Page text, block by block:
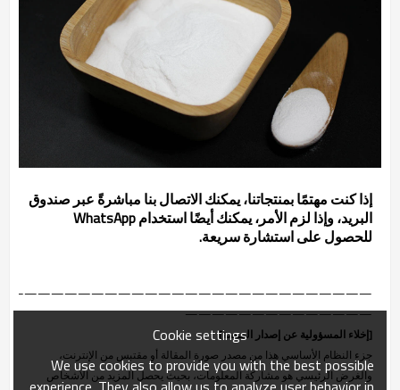
إذا كنت مهتمًا بمنتجاتنا، يمكنك الاتصال بنا مباشرةً عبر صندوق
البريد، وإذا لزم الأمر، يمكنك أيضًا استخدام WhatsApp
للحصول على استشارة سريعة.
——————————————
[إخلاء المسؤولية عن إصدار المنصة]
جزء النظام الأساسي هذا من مصدر صورة المقالة أو مقتبس من الإنترنت،
والغرض الرئيسي هو مشاركة المعلومات، بحيث يحصل المزيد من الأشخاص
Cookie settings
We use cookies to provide you with the best possible